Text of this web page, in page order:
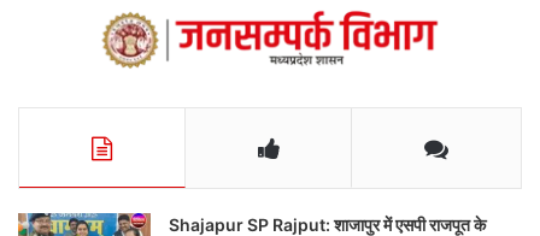
Shajapur SP Rajput: शाजापुर में एसपी राजपूत के